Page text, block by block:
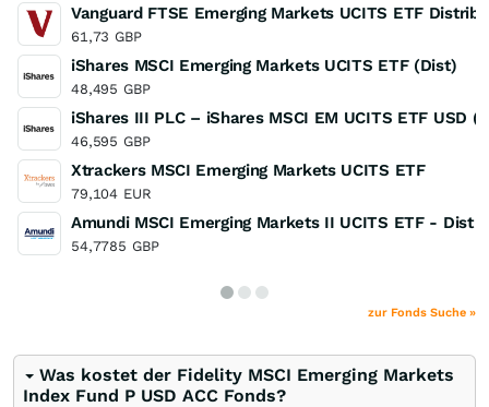
Vanguard FTSE Emerging Markets UCITS ETF
61,73 GBP
iShares MSCI Emerging Markets UCITS ETF (Dist)
48,495 GBP
iShares III PLC – iShares MSCI EM UCITS ETF USD
46,595 GBP
Xtrackers MSCI Emerging Markets UCITS ETF
79,104 EUR
Amundi MSCI Emerging Markets II UCITS ETF - Dist
54,7785 GBP
zur Fonds Suche »
Was kostet der Fidelity MSCI Emerging Markets
Index Fund P USD ACC Fonds?